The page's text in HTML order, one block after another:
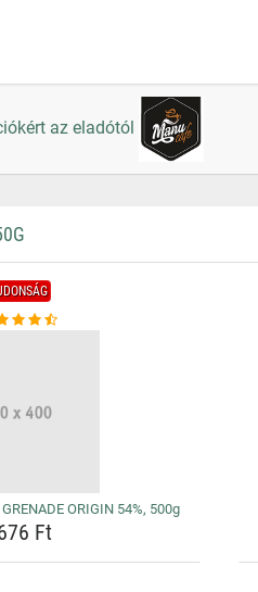
az eladótól
ORIGIN 54%, 500g
Ft